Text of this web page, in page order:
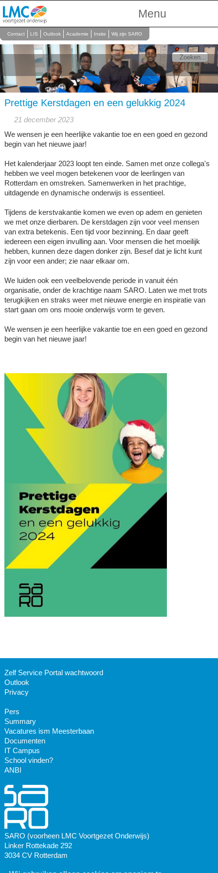
Menu
Over Ons
Scholen
Onderwijs
Personeel
Contact LIS Outlook Academie Insite Wij zijn SARO
Prettige Kerstdagen en een gelukkig 2024
21 december 2023
We wensen je een heerlijke vakantie toe en een goed en gezond
begin van het nieuwe jaar!
Het kalenderjaar 2023 loopt ten einde. Samen met onze collega's
hebben we veel mogen betekenen voor de leerlingen van
Rotterdam en omstreken. Samenwerken in het prachtige,
uitdagende en dynamische onderwijs is essentieel.
Tijdens de kerstvakantie komen we even op adem en genieten
we met onze dierbaren. De kerstdagen zijn voor veel mensen
van extra betekenis. Een tijd voor bezinning. En daar geeft
iedereen een eigen invulling aan. Voor mensen die het moeilijk
hebben, kunnen deze dagen donker zijn. Besef dat je licht kunt
zijn voor een ander; zie naar elkaar om.
We luiden ook een veelbelovende periode in vanuit één
organisatie, onder de krachtige naam SARO. Laten we met trots
terugkijken en straks weer met nieuwe energie en inspiratie van
start gaan om ons mooie onderwijs vorm te geven.
We wensen je een heerlijke vakantie toe en een goed en gezond
begin van het nieuwe jaar!
Zelf Service Portal wachtwoord
Outlook
Privacy
Pers
Summary
Vacatures ism Meesterbaan
Documenten
IT Campus
School vinden?
ANBI
SARO (voorheen LMC Voortgezet Onderwijs)
Linker Rottekade 292
3034 CV Rotterdam